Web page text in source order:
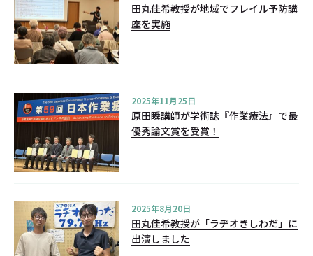
田丸佳希教授が地域でフレイル予防講
座を実施
2025年11月25日
原田瞬講師が学術誌『作業療法』で最
優秀論文賞を受賞！
2025年8月20日
田丸佳希教授が「ラヂオきしわだ」に
出演しました